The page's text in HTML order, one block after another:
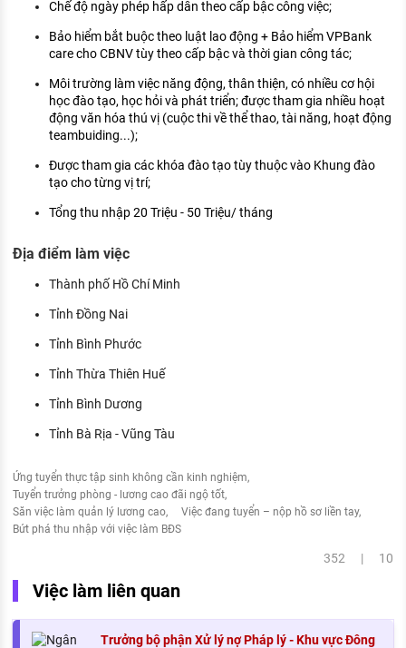
Chế độ ngày phép hấp dẫn theo cấp bậc công việc;
Bảo hiểm bắt buộc theo luật lao động + Bảo hiểm VPBank
care cho CBNV tùy theo cấp bậc và thời gian công tác;
Môi trường làm việc năng động, thân thiện, có nhiều cơ hội
học đào tạo, học hỏi và phát triển; được tham gia nhiều hoạt
động văn hóa thú vị (cuộc thi về thể thao, tài năng, hoạt động
teambuiding...);
Được tham gia các khóa đào tạo tùy thuộc vào Khung đào
tạo cho từng vị trí;
Tổng thu nhập 20 Triệu - 50 Triệu/ tháng
Địa điểm làm việc
Thành phố Hồ Chí Minh
Tỉnh Đồng Nai
Tỉnh Bình Phước
Tỉnh Thừa Thiên Huế
Tỉnh Bình Dương
Tỉnh Bà Rịa - Vũng Tàu
Ứng tuyển thực tập sinh không cần kinh nghiệm
Tuyển trưởng phòng - lương cao đãi ngộ tốt
Săn việc làm quản lý lương cao
Việc đang tuyển – nộp hồ sơ liền tay
Bứt phá thu nhập với việc làm BĐS
352 | 10
Việc làm liên quan
Trưởng bộ phận Xử lý nợ Pháp lý - Khu vực Đông